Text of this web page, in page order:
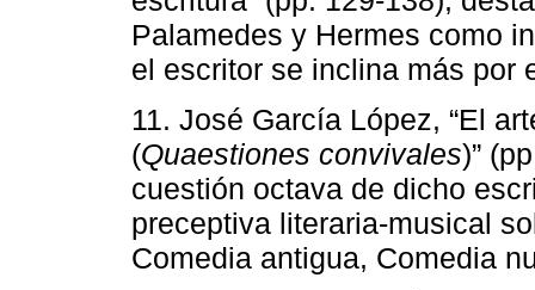
Palamedes y Hermes como
el escritor se inclina más por
11. José García López, “El
(Quaestiones convivales)”
cuestión octava de dicho
preceptiva literaria-musical
Comedia antigua, Comedia